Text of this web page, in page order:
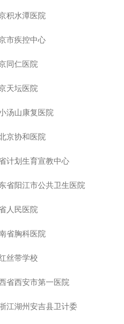
积水潭医院
市疾控中心
同仁医院
天坛医院
汤山康复医院
京协和医院
计划生育宣教中心
阳江市公共卫生医院
人民医院
省胸科医院
丝带学校
省西安市第一医院
湖州安吉县卫计委